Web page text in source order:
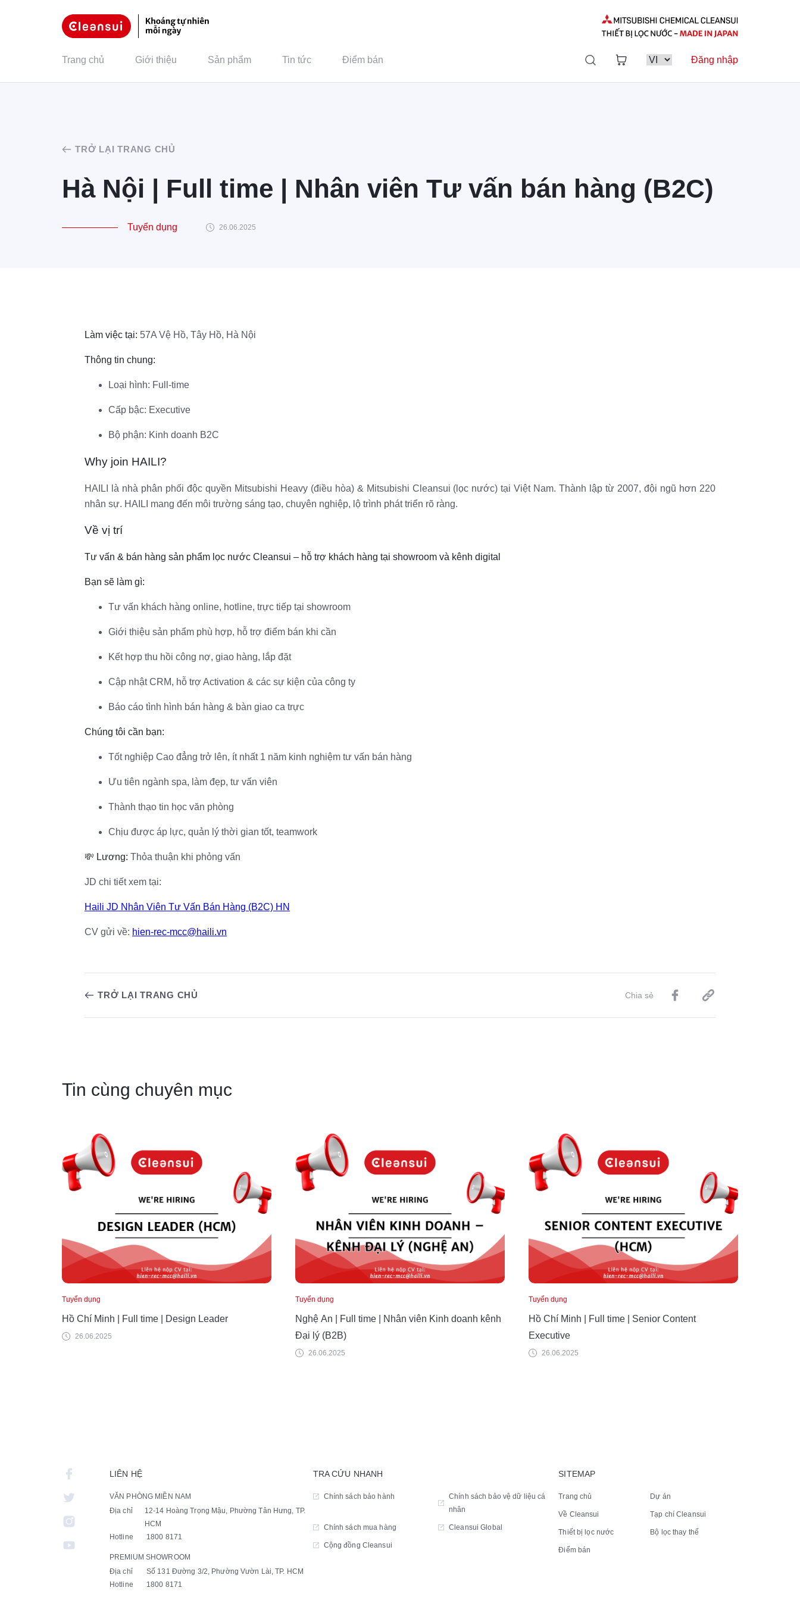
Trang chủ Giới thiệu Sản phẩm Tin tức Điểm bán Đăng nhập
TRỞ LẠI TRANG CHỦ
Hà Nội | Full time | Nhân viên Tư vấn bán hàng (B2C)
Tuyển dụng 26.06.2025
Làm việc tại: 57A Vệ Hồ, Tây Hồ, Hà Nội
Thông tin chung:
Loại hình: Full-time
Cấp bậc: Executive
Bộ phận: Kinh doanh B2C
Why join HAILI?
HAILI là nhà phân phối độc quyền Mitsubishi Heavy (điều hòa) & Mitsubishi Cleansui (lọc nước) tại Việt Nam. Thành lập từ 2007, đội ngũ hơn 220
nhân sự. HAILI mang đến môi trường sáng tạo, chuyên nghiệp, lộ trình phát triển rõ ràng.
Về vị trí
Tư vấn & bán hàng sản phẩm lọc nước Cleansui – hỗ trợ khách hàng tại showroom và kênh digital
Bạn sẽ làm gì:
Tư vấn khách hàng online, hotline, trực tiếp tại showroom
Giới thiệu sản phẩm phù hợp, hỗ trợ điểm bán khi cần
Kết hợp thu hồi công nợ, giao hàng, lắp đặt
Cập nhật CRM, hỗ trợ Activation & các sự kiện của công ty
Báo cáo tình hình bán hàng & bàn giao ca trực
Chúng tôi cần bạn:
Tốt nghiệp Cao đẳng trở lên, ít nhất 1 năm kinh nghiệm tư vấn bán hàng
Ưu tiên ngành spa, làm đẹp, tư vấn viên
Thành thạo tin học văn phòng
Chịu được áp lực, quản lý thời gian tốt, teamwork
💸 Lương: Thỏa thuận khi phỏng vấn
JD chi tiết xem tại:
Haili JD Nhân Viên Tư Vấn Bán Hàng (B2C) HN
CV gửi về: hien-rec-mcc@haili.vn
TRỞ LẠI TRANG CHỦ Chia sẻ
Tin cùng chuyên mục
Tuyển dụng
Hồ Chí Minh | Full time | Design Leader
26.06.2025
Tuyển dụng
Nghệ An | Full time | Nhân viên Kinh doanh kênh
Đại lý (B2B)
26.06.2025
Tuyển dụng
Hồ Chí Minh | Full time | Senior Content
Executive
26.06.2025
LIÊN HỆ
VĂN PHÒNG MIỀN NAM
Địa chỉ
12-14 Hoàng Trọng Mậu, Phường Tân Hưng, TP.
HCM
Hotline
1800 8171
PREMIUM SHOWROOM
Địa chỉ
Số 131 Đường 3/2, Phường Vườn Lài, TP. HCM
Hotline
1800 8171
TRA CỨU NHANH
Chính sách bảo hành
Chính sách bảo vệ dữ liệu cá
nhân
Chính sách mua hàng Cleansui Global
Cộng đồng Cleansui
SITEMAP
Trang chủ Dự án
Về Cleansui Tạp chí Cleansui
Thiết bị lọc nước Bộ lọc thay thế
Điểm bán